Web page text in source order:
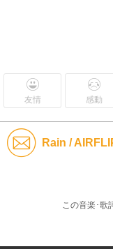
友情 感動
Rain /
この音楽･歌